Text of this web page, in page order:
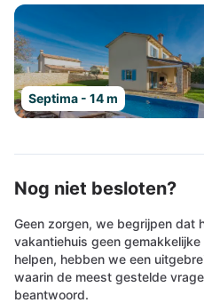
Septima - 14 m
Nog niet besloten?
Geen zorgen, we begrijpen dat
vakantiehuis geen
helpen, hebben we een
waarin de meest gestelde
beantwoord.